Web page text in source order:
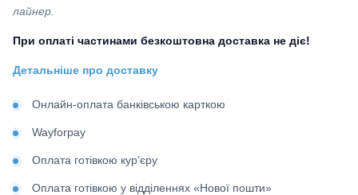
лайнер.
При оплаті частинами безкоштовна доставка не діє!
Детальніше про доставку
Онлайн-оплата банківською карткою
Wayforpay
Оплата готівкою кур’єру
Оплата готівкою у відділеннях «Нової пошти»